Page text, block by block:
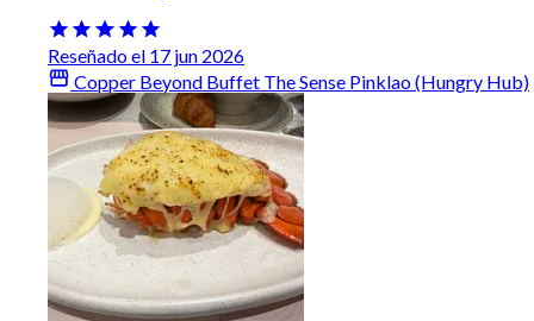
Reseñado el 17 jun 2026
Copper Beyond Buffet The Sense Pinklao (Hungry Hub)